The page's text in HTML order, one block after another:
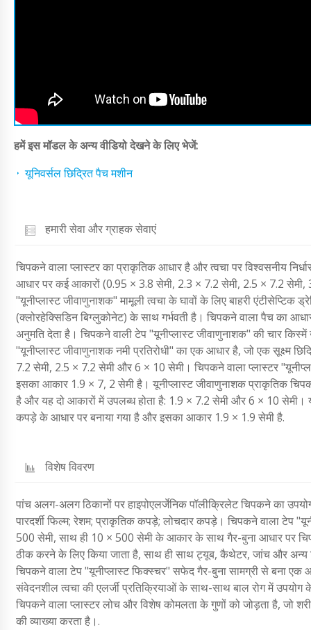
हमें इस मॉडल के अन्य वीडियो देखने के लिए भेजें:
यूनिवर्सल छिद्रित पैच मशीन
हमारी सेवा और ग्राहक सेवाएं
चिपकने वाला प्लास्टर का प्राकृतिक आधार है और त्वचा पर विश्वसनीय
आधार पर कई आकारों (0.95 × 3.8 सेमी, 2.3 × 7.2 सेमी, 2.5 × 7.2
"यूनीप्लास्ट जीवाणुनाशक" मामूली त्वचा के घावों के लिए बाहरी
(क्लोरहेक्सिडिन बिग्लुकोनेट) के साथ गर्भवती है। चिपकने वाला पैच का
अनुमति देता है। चिपकने वाली टेप "यूनीप्लास्ट जीवाणुनाशक" की चार किस्में
"यूनीप्लास्ट जीवाणुनाशक नमी प्रतिरोधी" का एक आधार है, जो एक सूक्ष्म
7.2 सेमी, 2.5 × 7.2 सेमी और 6 × 10 सेमी। चिपकने वाला प्लास्टर
इसका आकार 1.9 × 7, 2 सेमी है। यूनीप्लास्ट जीवाणुनाशक प्राकृतिक
है और यह दो आकारों में उपलब्ध होता है: 1.9 × 7.2 सेमी और 6 × 10 सेमी।
कपड़े के आधार पर बनाया गया है और इसका आकार 1.9 × 1.9 सेमी है.
विशेष विवरण
पांच अलग-अलग ठिकानों पर हाइपोएलर्जेनिक पॉलीक्रिलेट चिपकने का
पारदर्शी फिल्म; रेशम; प्राकृतिक कपड़े; लोचदार कपड़े। चिपकने वाला टेप
500 सेमी, साथ ही 10 × 500 सेमी के आकार के साथ गैर-बुना आधार पर
ठीक करने के लिए किया जाता है, साथ ही साथ ट्यूब, कैथेटर, जांच और अन्य
चिपकने वाला टेप "यूनीप्लास्ट फिक्स्चर" सफेद गैर-बुना सामग्री से बना
संवेदनशील त्वचा की एलर्जी प्रतिक्रियाओं के साथ-साथ बाल रोग में
चिपकने वाला प्लास्टर लोच और विशेष कोमलता के गुणों को जोड़ता है, जो
की व्याख्या करता है।.